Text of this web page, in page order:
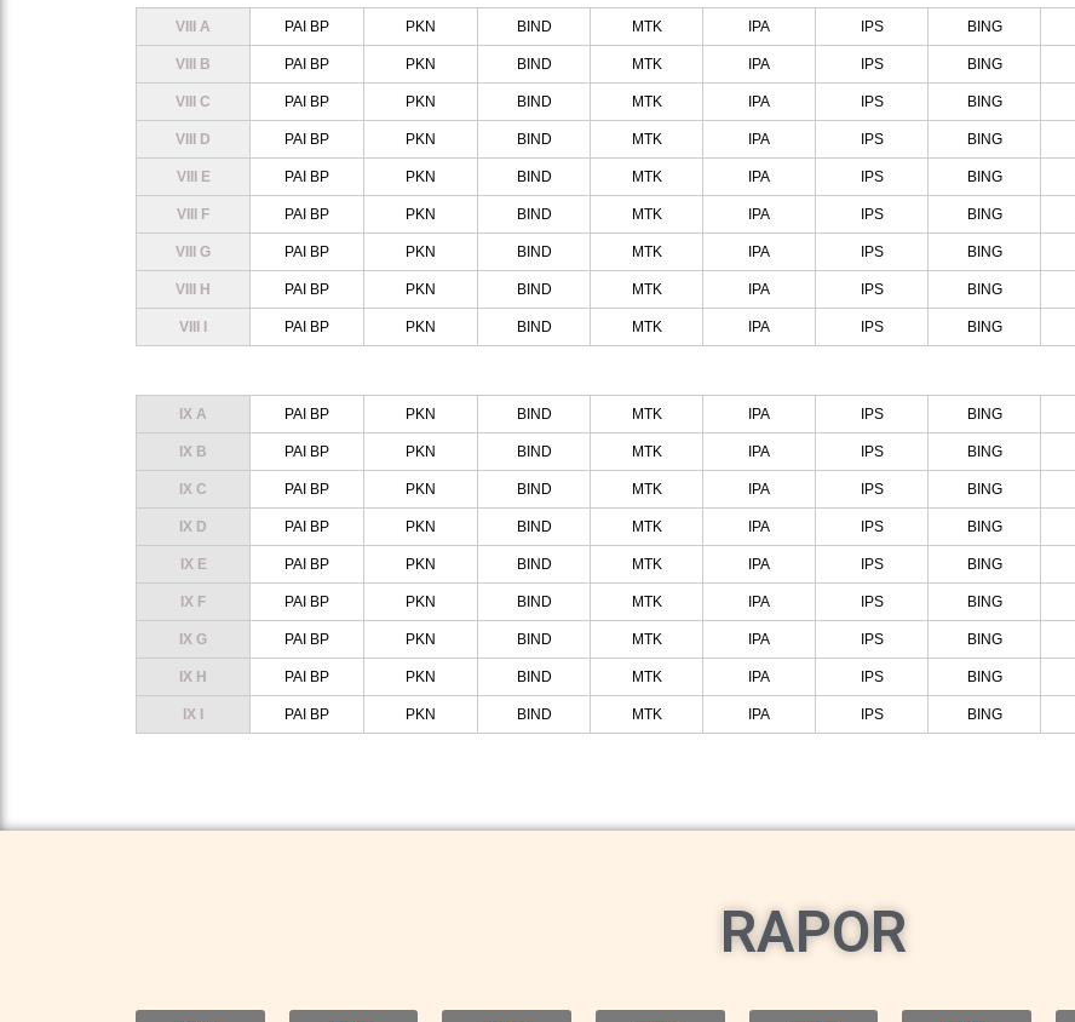
VIII A PAI BP PKN BIND MTK IPA IPS BING
VIII B PAI BP PKN BIND MTK IPA IPS BING
VIII C PAI BP PKN BIND MTK IPA IPS BING
VIII D PAI BP PKN BIND MTK IPA IPS BING
VIII E PAI BP PKN BIND MTK IPA IPS BING
VIII F PAI BP PKN BIND MTK IPA IPS BING
VIII G PAI BP PKN BIND MTK IPA IPS BING
VIII H PAI BP PKN BIND MTK IPA IPS BING
VIII I PAI BP PKN BIND MTK IPA IPS BING
IX A PAI BP PKN BIND MTK IPA IPS BING
IX B PAI BP PKN BIND MTK IPA IPS BING
IX C PAI BP PKN BIND MTK IPA IPS BING
IX D PAI BP PKN BIND MTK IPA IPS BING
IX E PAI BP PKN BIND MTK IPA IPS BING
IX F PAI BP PKN BIND MTK IPA IPS BING
IX G PAI BP PKN BIND MTK IPA IPS BING
IX H PAI BP PKN BIND MTK IPA IPS BING
IX I PAI BP PKN BIND MTK IPA IPS BING
RAPOR